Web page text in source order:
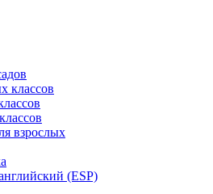
классов
взрослых
(ESP)